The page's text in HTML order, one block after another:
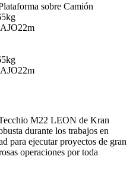
sobre Camión
22m
22m
M22 LEON de Kran
durante los trabajos en
para ejecutar proyectos de gran
operaciones por toda